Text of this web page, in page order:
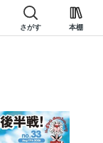
さがす 本棚